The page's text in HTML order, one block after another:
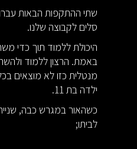
שתי ההתקפות הבאות
סלים לקבוצה שלנו.
היכולת ללמוד תוך כדי
באמת. הרצון ללמוד
מנטלית כזו לא מוצאים
ילדה בת 11.
כשהאור במגרש כבה,
לביתו;